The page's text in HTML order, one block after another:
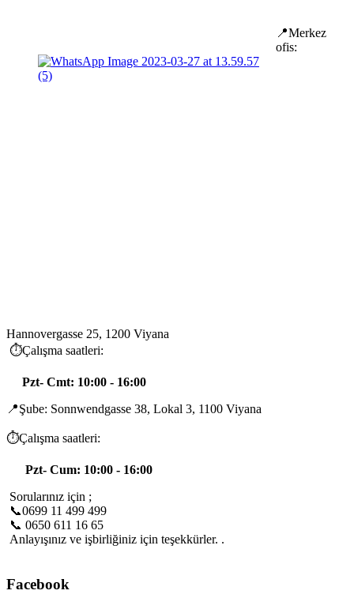
📍Merkez
ofis:
Hannovergasse 25, 1200 Viyana
⏱️Çalışma saatleri:
Pzt- Cmt: 10:00 - 16:00
📍Şube: Sonnwendgasse 38, Lokal 3, 1100 Viyana
⏱️Çalışma saatleri:
Pzt- Cum: 10:00 - 16:00
Sorularınız için ;
📞0699 11 499 499
📞 0650 611 16 65
Anlayışınız ve işbirliğiniz için teşekkürler. .
Facebook